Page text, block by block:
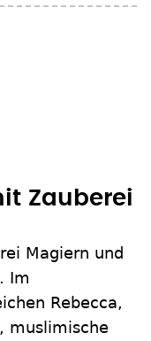
Zauberei
Magiern und
Im
Rebecca,
muslimische